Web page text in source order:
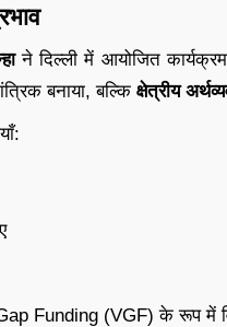
ने दिल्ली में आयोजित
बनाया, बल्कि क्षेत्रीय
Funding (VGF) के रूप में